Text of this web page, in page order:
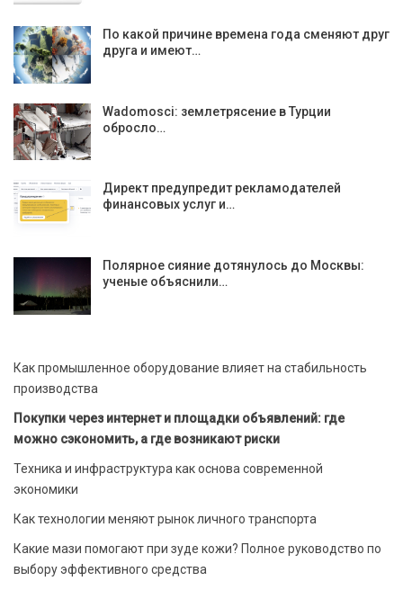
По какой причине времена года сменяют друг
друга и имеют…
Wadomosci: землетрясение в Турции
обросло…
Директ предупредит рекламодателей
финансовых услуг и…
Полярное сияние дотянулось до Москвы:
ученые объяснили…
Как промышленное оборудование влияет на стабильность
производства
Покупки через интернет и площадки объявлений: где
можно сэкономить, а где возникают риски
Техника и инфраструктура как основа современной
экономики
Как технологии меняют рынок личного транспорта
Какие мази помогают при зуде кожи? Полное руководство по
выбору эффективного средства